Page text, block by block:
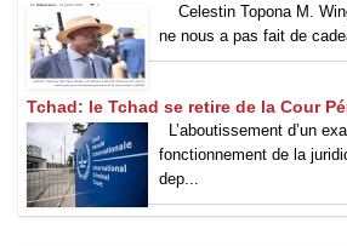
‎Celestin Topona M.
ne nous a pas fait de
Tchad: le Tchad se retire de la Cour
L’aboutissement d’un
fonctionnement de la
dep...